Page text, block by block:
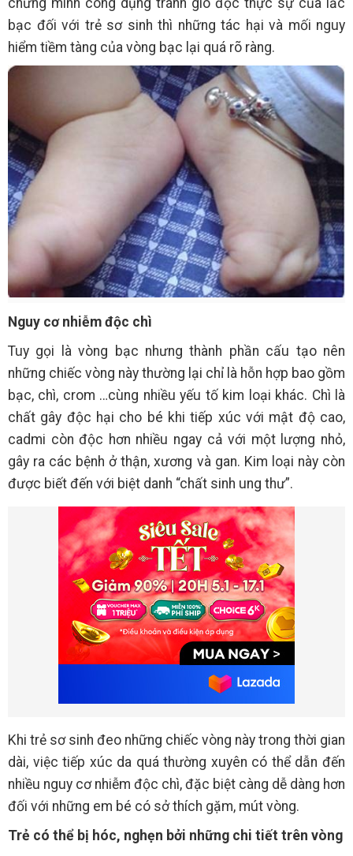
chứng minh công dụng tránh gió độc thực sự của lắc
bạc đối với trẻ sơ sinh thì những tác hại và mối nguy
hiểm tiềm tàng của vòng bạc lại quá rõ ràng.
Nguy cơ nhiễm độc chì
Tuy gọi là vòng bạc nhưng thành phần cấu tạo nên
những chiếc vòng này thường lại chỉ là hỗn hợp bao gồm
bạc, chì, crom …cùng nhiều yếu tố kim loại khác. Chì là
chất gây độc hại cho bé khi tiếp xúc với mật độ cao,
cadmi còn độc hơn nhiều ngay cả với một lượng nhỏ,
gây ra các bệnh ở thận, xương và gan. Kim loại này còn
được biết đến với biệt danh “chất sinh ung thư”.
Khi trẻ sơ sinh đeo những chiếc vòng này trong thời gian
dài, việc tiếp xúc da quá thường xuyên có thể dẫn đến
nhiều nguy cơ nhiễm độc chì, đặc biệt càng dễ dàng hơn
đối với những em bé có sở thích gặm, mút vòng.
Trẻ có thể bị hóc, nghẹn bởi những chi tiết trên vòng